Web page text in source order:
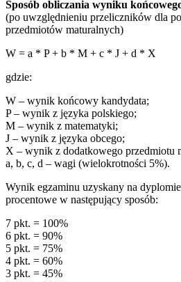
Sposób obliczania wyniku
(po uwzględnieniu przeliczników dla
przedmiotów maturalnych)
W = a * P + b * M + c * J + d * X
gdzie:
W – wynik końcowy kandydata;
P – wynik z języka polskiego;
M – wynik z matematyki;
J – wynik z języka obcego;
X – wynik z dodatkowego przedmiotu
a, b, c, d – wagi (wielokrotności 5%).
Wynik egzaminu uzyskany na
procentowe w następujący sposób:
7 pkt. = 100%
6 pkt. = 90%
5 pkt. = 75%
4 pkt. = 60%
3 pkt. = 45%